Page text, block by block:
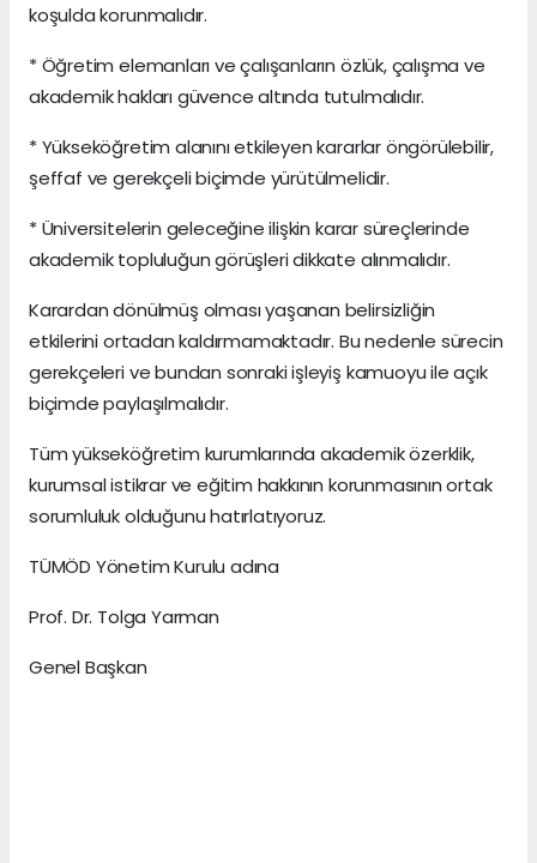
koşulda korunmalıdır.
* Öğretim elemanları ve çalışanların özlük, çalışma ve
akademik hakları güvence altında tutulmalıdır.
* Yükseköğretim alanını etkileyen kararlar öngörülebilir,
şeffaf ve gerekçeli biçimde yürütülmelidir.
* Üniversitelerin geleceğine ilişkin karar süreçlerinde
akademik topluluğun görüşleri dikkate alınmalıdır.
Karardan dönülmüş olması yaşanan belirsizliğin
etkilerini ortadan kaldırmamaktadır. Bu nedenle sürecin
gerekçeleri ve bundan sonraki işleyiş kamuoyu ile açık
biçimde paylaşılmalıdır.
Tüm yükseköğretim kurumlarında akademik özerklik,
kurumsal istikrar ve eğitim hakkının korunmasının ortak
sorumluluk olduğunu hatırlatıyoruz.
TÜMÖD Yönetim Kurulu adına
Prof. Dr. Tolga Yarman
Genel Başkan